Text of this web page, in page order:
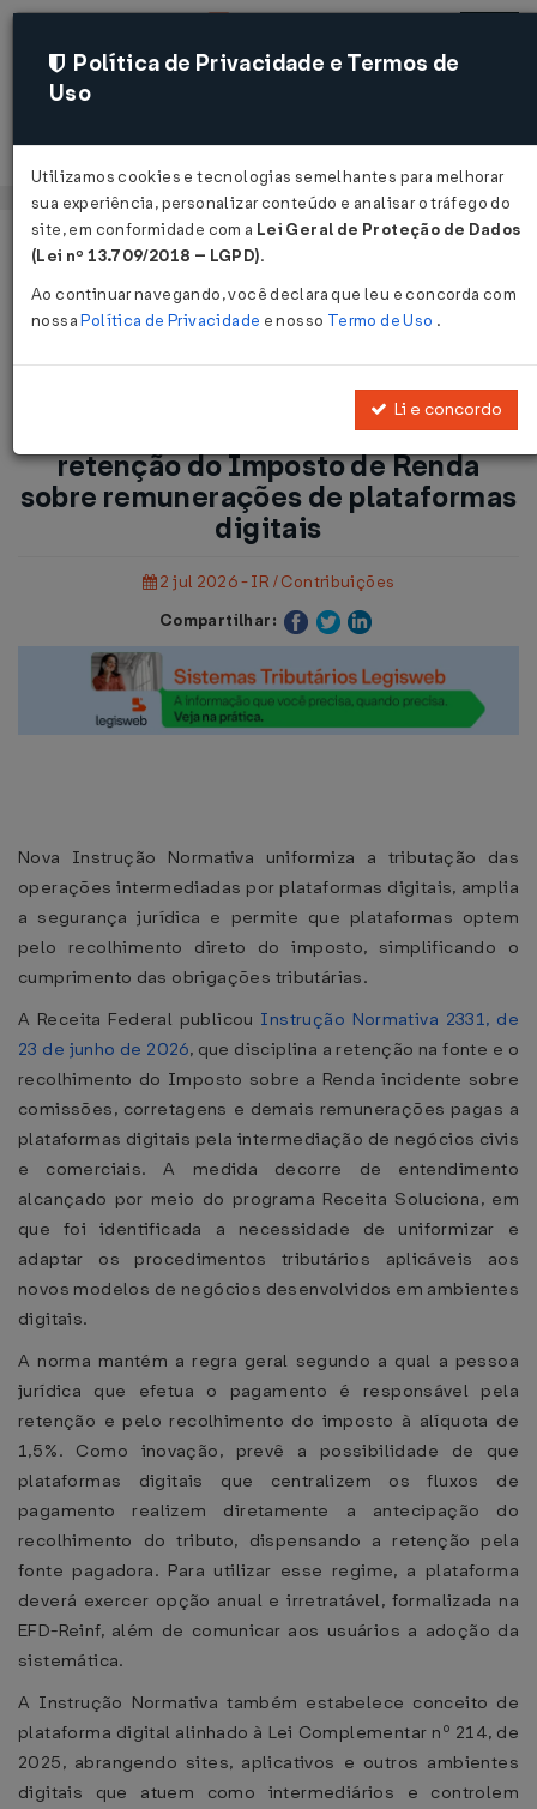
Acessar
Página Inicial
Notícias
sobre remunerações de plataformas digitais...
Voltar
Receita Federal regulamenta
retenção do Imposto de Renda
sobre remunerações de plataformas
digitais
2 jul 2026 - IR / Contribuições
Compartilhar:
Nova Instrução Normativa uniformiza a tributação das
operações intermediadas por plataformas digitais, amplia
a segurança jurídica e permite que plataformas optem
pelo recolhimento direto do imposto, simplificando o
cumprimento das obrigações tributárias.
A Receita Federal publicou Instrução Normativa 2331, de
23 de junho de 2026, que disciplina a retenção na fonte e o
recolhimento do Imposto sobre a Renda incidente sobre
comissões, corretagens e demais remunerações pagas a
plataformas digitais pela intermediação de negócios civis
e comerciais. A medida decorre de entendimento
alcançado por meio do programa Receita Soluciona, em
que foi identificada a necessidade de uniformizar e
adaptar os procedimentos tributários aplicáveis aos
novos modelos de negócios desenvolvidos em ambientes
digitais.
A norma mantém a regra geral segundo a qual a pessoa
jurídica que efetua o pagamento é responsável pela
retenção e pelo recolhimento do imposto à alíquota de
1,5%. Como inovação, prevê a possibilidade de que
plataformas digitais que centralizem os fluxos de
pagamento realizem diretamente a antecipação do
recolhimento do tributo, dispensando a retenção pela
fonte pagadora. Para utilizar esse regime, a plataforma
deverá exercer opção anual e irretratável, formalizada na
EFD-Reinf, além de comunicar aos usuários a adoção da
sistemática.
A Instrução Normativa também estabelece conceito de
plataforma digital alinhado à Lei Complementar nº 214, de
2025, abrangendo sites, aplicativos e outros ambientes
digitais que atuem como intermediários e controlem
Política de Privacidade e Termos de
Uso
Utilizamos cookies e tecnologias semelhantes para melhorar
sua experiência, personalizar conteúdo e analisar o tráfego do
site, em conformidade com a Lei Geral de Proteção de Dados
(Lei nº 13.709/2018 – LGPD).
Ao continuar navegando, você declara que leu e concorda com
nossaPolítica de Privacidade e nosso Termo de Uso .
Li e concordo